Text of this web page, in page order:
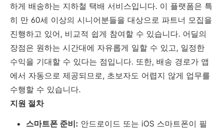
하게 배송하는 지하철 택배 서비스입니다. 이 플랫폼은 특
히 만 60세 이상의 시니어분들을 대상으로 파트너 모집을
진행하고 있어, 비교적 쉽게 참여할 수 있습니다. 어딜의
장점은 원하는 시간대에 자유롭게 일할 수 있고, 일정한
수익을 기대할 수 있다는 점입니다. 또한, 배송 경로가 앱
에서 자동으로 제공되므로, 초보자도 어렵지 않게 업무를
수행할 수 있습니다.
지원 절차
스마트폰 준비: 안드로이드 또는 iOS 스마트폰이 필